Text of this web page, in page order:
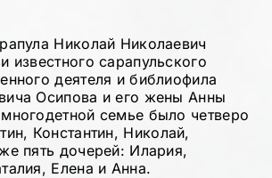
Николай Николаевич
известного сарапульского
деятеля и библиофила
Осипова и его жены Анны
семье было четверо
Константин, Николай,
пять дочерей: Илария,
Елена и Анна.